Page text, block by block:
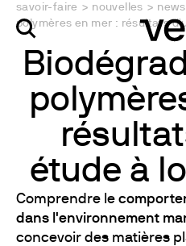
savoir-faire > nouvelles >
polymères en mer : résultats
étude à
Comprendre le
dans l'environnement
concevoir des matières